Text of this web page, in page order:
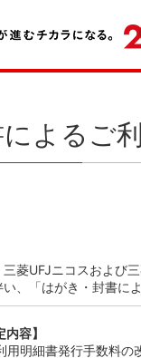
よるご
三菱UFJニコスおよび
、「はがき・封書に
内容】
用明細書発行手数料